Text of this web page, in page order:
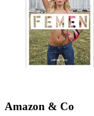
Amazon & Co